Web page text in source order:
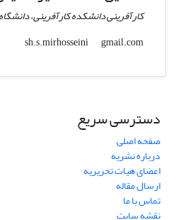
کارآفرینی دانشکده کارآفرینی،
sh.s.mirhosseini
gmail.com
دسترسی سریع
صفحه اصلی
درباره نشریه
اعضای هیات تحریریه
ارسال مقاله
تماس با ما
نقشه سایت